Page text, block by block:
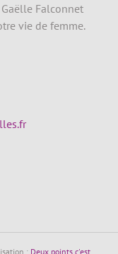
Falconnet
vie de femme.
: Deux points c'est